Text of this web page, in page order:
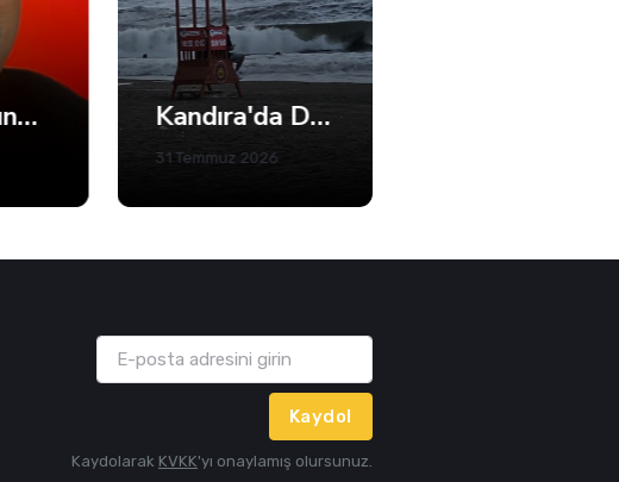
Patiye Sığınan İnsan Kandıra'da Denize Girişlere Kısıtlama! Sadece 5 Plaj Açık
31 Temmuz 2026
Kaydol
Kaydolarak KVKK'yı onaylamış olursunuz.